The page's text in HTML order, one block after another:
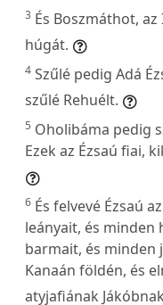
3 És Boszmáthot,
húgát.
4 Szűlé pedig Adá
szűlé Rehuélt.
5 Oholibáma pedig
Ezek az Ézsaú fiai,
6 És felvevé Ézsaú
leányait, és minden
barmait, és minden
Kanaán földén, és
atyjafiának